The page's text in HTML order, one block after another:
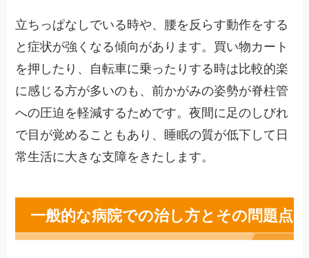
立ちっぱなしでいる時や、腰を反らす動作をする
と症状が強くなる傾向があります。買い物カート
を押したり、自転車に乗ったりする時は比較的楽
に感じる方が多いのも、前かがみの姿勢が脊柱管
への圧迫を軽減するためです。夜間に足のしびれ
で目が覚めることもあり、睡眠の質が低下して日
常生活に大きな支障をきたします。
一般的な病院での治し方とその問題点